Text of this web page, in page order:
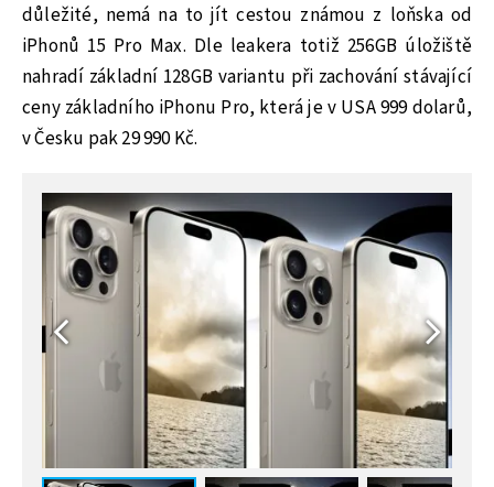
důležité, nemá na to jít cestou známou z loňska od
iPhonů 15 Pro Max. Dle leakera totiž 256GB úložiště
nahradí základní 128GB variantu při zachování stávající
ceny základního iPhonu Pro, která je v USA 999 dolarů,
v Česku pak 29 990 Kč.